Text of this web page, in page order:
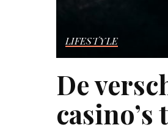
LIFESTYLE
De